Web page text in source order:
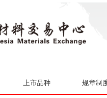
上市品种 规章制